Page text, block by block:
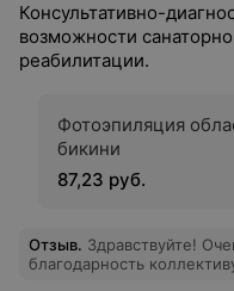
Консультативно-
возможности
реабилитации.
Фотоэпиляция
бикини
87,23 руб.
Отзыв. Здравствуйте!
благодарность